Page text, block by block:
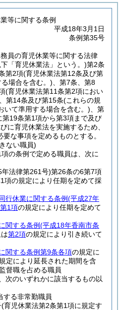
等に関する条例
平成18年3月1日
条例第35号
員の育児休業等に関する法律
「育児休業法」という。)第2条
第2項(育児休業法第12条及び第
場合を含む。) 、第7条、第8
(育児休業法第11条第2項におい
、第14条及び第15条(これらの規
いて準用する場合を含む。) 、第
19条第1項から第3項まで及び
に育児休業法を実施するため、
な事項を定めるものとする。
ない職員)
の条例で定める職員は、次に
年法律第261号)第26条の6第7項
項の規定により任期を定めて採
行休業に関する条例(平成27年
1項の規定により任期を定めて
関する条例(平成18年香南市条
第2項の規定により引き続いて
関する条例第9条各項の規定に
定により延長された期間を含
督職を占める職員
次のいずれかに該当するもの以
する非常勤職員
(育児休業法第2条第1項に規定す